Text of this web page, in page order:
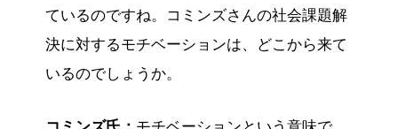
ているのですね。コミンズさんの社会課題解
決に対するモチベーションは、どこから来て
いるのでしょうか。